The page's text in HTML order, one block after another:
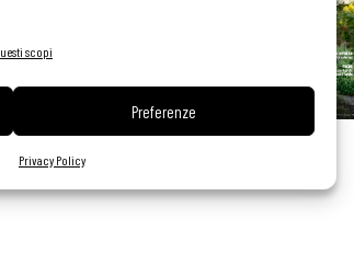
scopi
Preferenze
Privacy Policy